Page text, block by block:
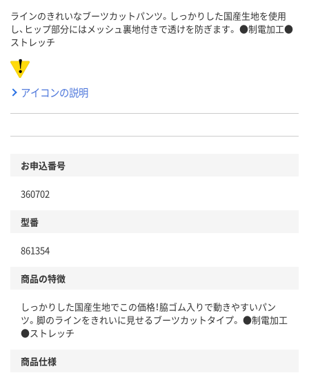
ラインのきれいなブーツカットパンツ。しっかりした国産生地を使用
し、ヒップ部分にはメッシュ裏地付きで透けを防ぎます。 ●制電加工●
ストレッチ
アイコンの説明
お申込番号
360702
型番
861354
商品の特徴
しっかりした国産生地でこの価格！脇ゴム入りで動きやすいパン
ツ。脚のラインをきれいに見せるブーツカットタイプ。 ●制電加工
●ストレッチ
商品仕様